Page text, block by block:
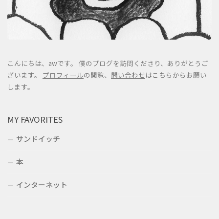
こんにちは、awです。 僕のブログを訪問くださり、ありがとうご
ざいます。 プロフィールの閲覧、 問い合わせはこちらからお願い
します。
MY FAVORITES
サンドイッチ
本
インターネット